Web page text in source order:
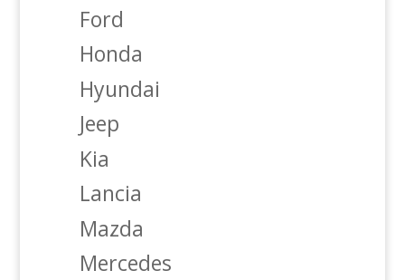
Ford
Honda
Hyundai
Jeep
Kia
Lancia
Mazda
Mercedes